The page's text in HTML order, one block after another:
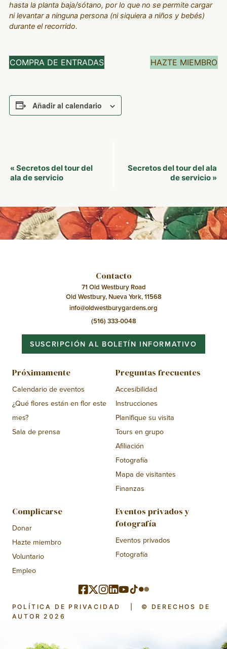
hasta la planta baja/sótano, por lo que no se permite cargar
ni levantar a ninguna persona (ni siquiera a niños y bebés)
durante el recorrido.
COMPRA DE ENTRADAS HAZTE MIEMBRO
Añadir al calendario
Navegación
del
« Secretos del tour del
ala de servicio
Secretos del tour del ala
de servicio »
Contacto
71 Old Westbury Road
Old Westbury, Nueva York, 11568
info@oldwestburygardens.org
(516) 333-0048
SUSCRIPCIÓN AL BOLETÍN INFORMATIVO
Próximamente
Calendario de eventos
¿Qué flores están en flor este
mes?
Sala de prensa
Preguntas frecuentes
Accesibilidad
Instrucciones
Planifique su visita
Tours en grupo
Afiliación
Fotografía
Mapa de visitantes
Finanzas
Complicarse
Donar
Hazte miembro
Voluntario
Empleo
Eventos privados y
fotografía
Eventos privados
Fotografía
POLÍTICA DE PRIVACIDAD
© DERECHOS DE
AUTOR 2026